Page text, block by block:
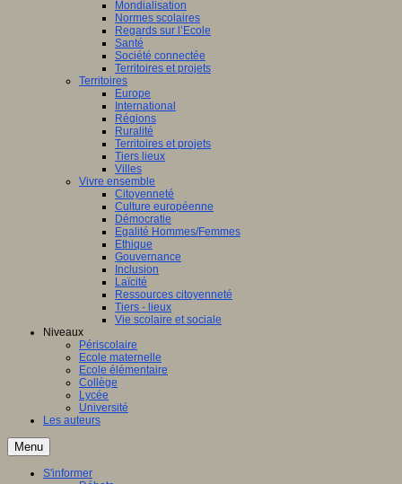
Mondialisation
Normes scolaires
Regards sur l’Ecole
Santé
Société connectée
Territoires et projets
Territoires
Europe
International
Régions
Ruralité
Territoires et projets
Tiers lieux
Villes
Vivre ensemble
Citoyenneté
Culture européenne
Démocratie
Egalité Hommes/Femmes
Ethique
Gouvernance
Inclusion
Laïcité
Ressources citoyenneté
Tiers - lieux
Vie scolaire et sociale
Niveaux
Périscolaire
Ecole maternelle
Ecole élémentaire
Collège
Lycée
Université
Les auteurs
Menu
S'informer